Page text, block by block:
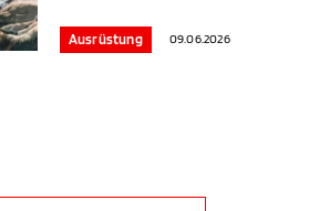
Ausrüstung 09.06.2026